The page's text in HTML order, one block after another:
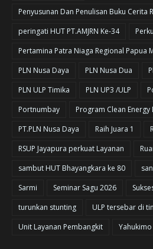
Penyusunan Dan Penulisan Buku Cerita
peringati HUT PT.AMJRN Ke-34
Pertamina Patra Niaga Regional Papua
PLN Nusa Daya
PLN Nusa Dua
PLN ULP Timika
PLN UP3 /ULP
Portnumbay
Program Clean Energy
PT.PLN Nusa Daya
Raih Juara 1
RSUP Jayapura perkuat Layanan
sambut HUT Bhayangkara ke 80
Sarmi
Seminar Sagu 2026
turunkan stunting
ULP tersebar di
Unit Layanan Pembangkit
Yahukimo